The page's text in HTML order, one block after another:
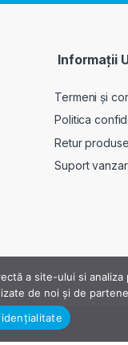
Informații
Termeni și
Politica
Retur produse
Suport
a site-ului si
de noi și de